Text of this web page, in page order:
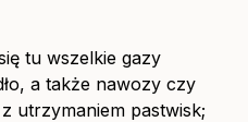
tu wszelkie gazy
a także nawozy czy
utrzymaniem pastwisk;